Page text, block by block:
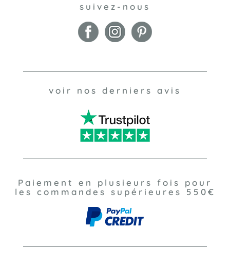
suivez-nous
voir nos derniers avis
Paiement en plusieurs fois pour
les commandes supérieures 550€